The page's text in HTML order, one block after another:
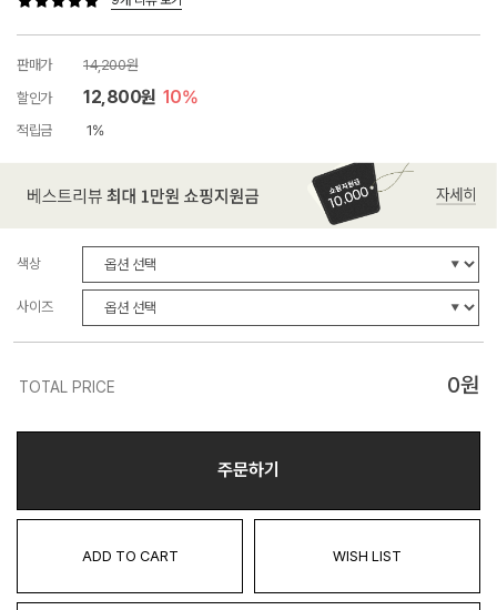
판매가
14,200원
할인가
12,800원 10%
적립금 1%
색상
사이즈
TOTAL PRICE 0원
주문하기
ADD TO CART WISH LIST